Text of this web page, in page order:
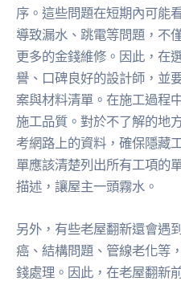
序。這些問題在短期內可能
導致漏水、跳電等問題，不
更多的金錢維修。因此，在
譽、口碑良好的設計師，並
案與材料清單。在施工過程
施工品質。對於不了解的地
考網路上的資料，確保隱藏
單應該清楚列出所有工項的
描述，讓屋主一頭霧水。
另外，有些老屋翻新還會遇
癌、結構問題、管線老化等
錢處理。因此，在老屋翻新